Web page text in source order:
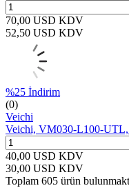
70,00 USD KDV
52,50 USD KDV
%25 İndirim
(0)
Veichi
Veichi, VM030-L100-UTL,
40,00 USD KDV
30,00 USD KDV
Toplam 605 ürün